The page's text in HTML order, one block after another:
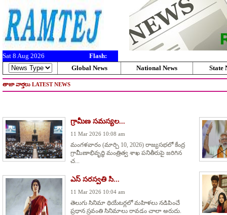
Sat 8 Aug 2026
Flash:
Global News
National News State
తాజా వార్తలు LATEST NEWS
గ్రామీణ సమస్యల...
11 Mar 2026 10:08 am
మంగళవారం (మార్చి 10, 2026) రాజ్యసభలో కేంద్ర
గ్రామీణాభివృద్ధి మంత్రిత్వ శాఖ పనితీరుపై జరిగిన
చ...
ఎస్ సరస్వతి సి...
11 Mar 2026 10:04 am
తెలుగు సినిమా థియేటర్లలో మహిళలు నడిపించే
ప్రధాన స్రవంతి సినిమాలు రావడం చాలా అరుదు.